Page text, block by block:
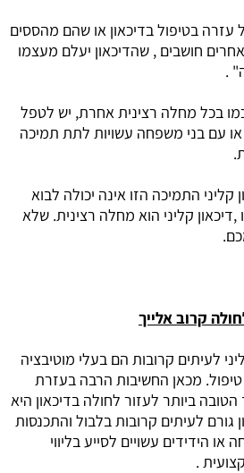
עזרה בטיפול בדיכאון או שהם מהססים
חושבים , שהדיכאון יעלם מעצמו
.
כמו בכל מחלה רצינית אחרת, יש לטפל
או עם בני משפחה עשויות לתת תמיכה
התמיכה הזו אינה יכולה לבוא
,דיכאון קליני הוא מחלה רצינית. שלא
קרוב אלייך
לעיתים קרובות הם בעלי מוטיבציה
טיפול. מכאן החשיבות הרבה בעזרת
ביותר לעזור לחולה בדיכאון היא
גורם לעיתים קרובות בלבול והתכנסות
הידידים עשויים לסייע בליווי
.